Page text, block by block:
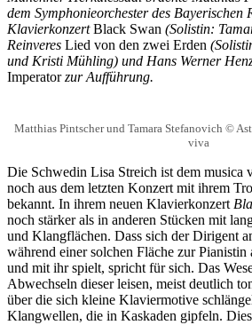
dem Symphonieorchester des Bayerischen
KlavierkonzertBlack Swan (Solistin:
Reinveres Lied von den zwei Erden
und Kristi Mühling) und Hans Werner
Imperatorzur Aufführung.
Matthias Pintscher und Tamara Stefanovich ©
viva
Die Schwedin Lisa Streich ist dem musica
noch aus dem letzten Konzert mit ihrem
bekannt. In ihrem neuen Klavierkonzert
noch stärker als in anderen Stücken mit
und Klangflächen. Dass sich der Dirigent
während einer solchen Fläche zur Pianistin
und mit ihr spielt, spricht für sich. Das
Abwechseln dieser leisen, meist deutlich
über die sich kleine Klaviermotive
Klangwellen, die in Kaskaden gipfeln.